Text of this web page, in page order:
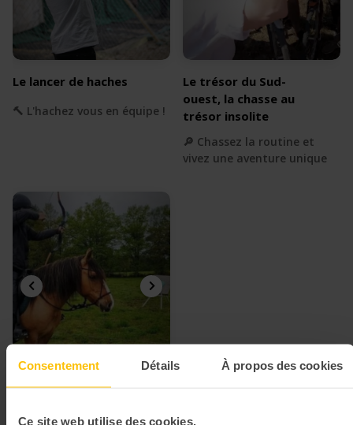
Consentement Détails À propos des cookies
Ce site web utilise des cookies.
Le lancer de haches
🔨 L'hachez vous en équipe !
Le trésor du Sud-
ouest, la chasse au
trésor insolite
🔎 Chassez la routine et
vivez une aventure unique